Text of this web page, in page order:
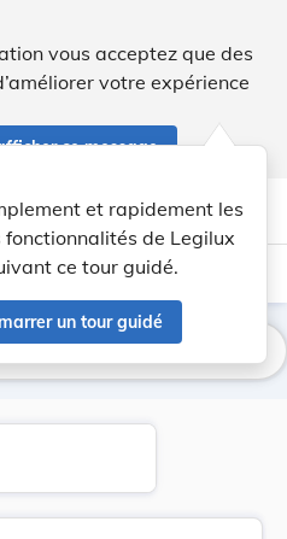
vous acceptez que des
votre expérience
ce message
account_circle help Aide
et rapidement les
de Legilux
ce tour guidé.
un tour guidé
light_mode dark_mode